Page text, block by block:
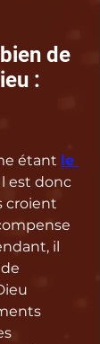
de
:
étant le
est donc
croient
il